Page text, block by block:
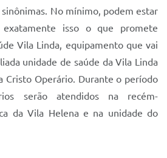
No mínimo, podem estar
exatamente isso o que promete
Vila Linda, equipamento que vai
unidade de saúde da Vila Linda
Cristo Operário. Durante o período
serão atendidos na recém-
da Vila Helena e na unidade do